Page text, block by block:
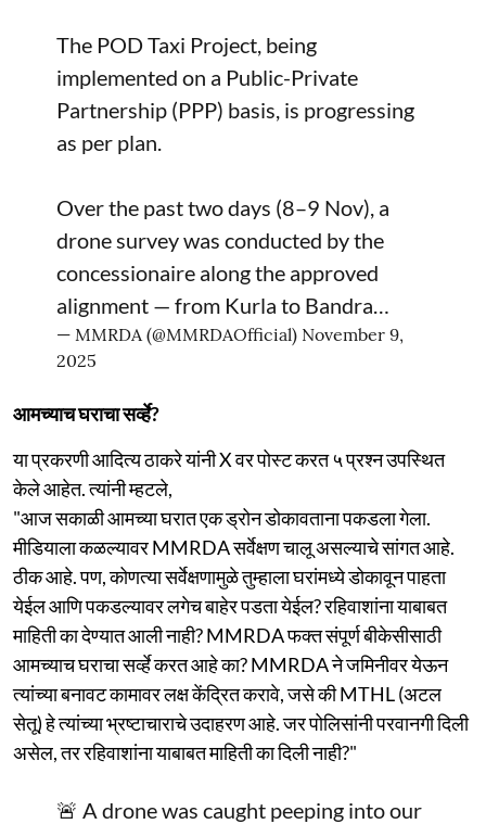
The POD Taxi Project, being
implemented on a Public-Private
Partnership (PPP) basis, is progressing
as per plan.
Over the past two days (8–9 Nov), a
drone survey was conducted by the
concessionaire along the approved
alignment — from Kurla to Bandra…
— MMRDA (@MMRDAOfficial) November 9,
2025
आमच्याच घराचा सर्व्हे?
या प्रकरणी आदित्य ठाकरे यांनी X वर पोस्ट करत ५ प्रश्न उपस्थित
केले आहेत. त्यांनी म्हटले,
"आज सकाळी आमच्या घरात एक ड्रोन डोकावताना पकडला गेला.
मीडियाला कळल्यावर MMRDA सर्वेक्षण चालू असल्याचे सांगत आहे.
ठीक आहे. पण, कोणत्या सर्वेक्षणामुळे तुम्हाला घरांमध्ये डोकावून पाहता
येईल आणि पकडल्यावर लगेच बाहेर पडता येईल? रहिवाशांना याबाबत
माहिती का देण्यात आली नाही? MMRDA फक्त संपूर्ण बीकेसीसाठी
आमच्याच घराचा सर्व्हे करत आहे का? MMRDA ने जमिनीवर येऊन
त्यांच्या बनावट कामावर लक्ष केंद्रित करावे, जसे की MTHL (अटल
सेतू) हे त्यांच्या भ्रष्टाचाराचे उदाहरण आहे. जर पोलिसांनी परवानगी दिली
असेल, तर रहिवाशांना याबाबत माहिती का दिली नाही?"
🚨 A drone was caught peeping into our